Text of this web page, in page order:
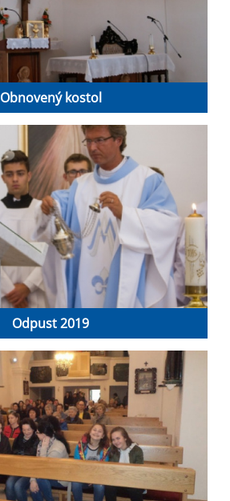
Obnovený kostol
Odpust 2019